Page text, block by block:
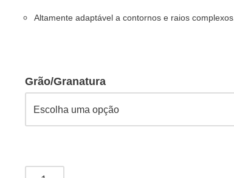
Altamente adaptável a contornos e raios complexos.
Grão/Granatura